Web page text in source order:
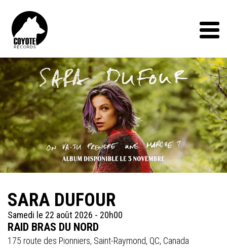
Records
Menu
SARA DUFOUR
Samedi le 22 août 2026 - 20h00
RAID BRAS DU NORD
175 route des Pionniers, Saint-Raymond, QC, Canada